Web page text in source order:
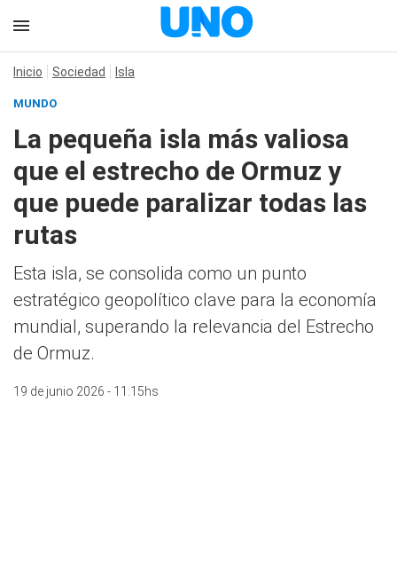
Inicio Sociedad Isla
MUNDO
La pequeña isla más valiosa
que el estrecho de Ormuz y
que puede paralizar todas las
rutas
Esta isla, se consolida como un punto
estratégico geopolítico clave para la economía
mundial, superando la relevancia del Estrecho
de Ormuz.
19 de junio 2026 - 11:15hs